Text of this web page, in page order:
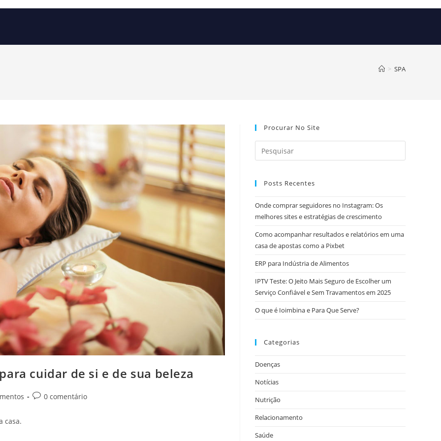
> SPA
cuidar de si e de sua beleza
Comentários
0 comentário
casa.
Procurar No Site
Posts Recentes
Onde comprar seguidores no Instagram: Os
melhores sites e estratégias de crescimento
Como acompanhar resultados e relatórios em uma
casa de apostas como a Pixbet
ERP para Indústria de Alimentos
IPTV Teste: O Jeito Mais Seguro de Escolher um
Serviço Confiável e Sem Travamentos em 2025
O que é Ioimbina e Para Que Serve?
Categorias
Doenças
Notícias
Nutrição
Relacionamento
Saúde